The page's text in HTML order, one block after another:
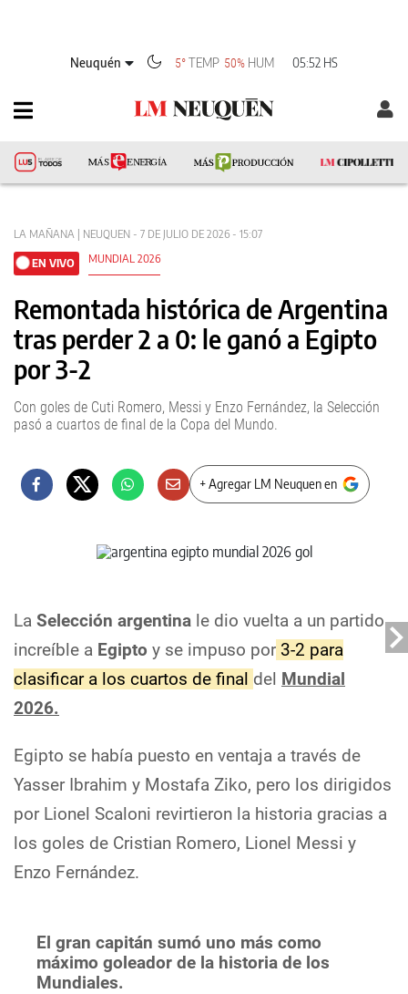
Neuquén 5°TEMP 50% HUM 05:52 HS
LA MAÑANA | NEUQUEN - 7 DE JULIO DE 2026 - 15:07
EN VIVO MUNDIAL 2026
Remontada histórica de Argentina
tras perder 2 a 0: le ganó a Egipto
por 3-2
Con goles de Cuti Romero, Messi y Enzo Fernández, la Selección
pasó a cuartos de final de la Copa del Mundo.
+ Agregar LM Neuquen en
La Selección argentina le dio vuelta a un partido
increíble a Egipto y se impuso por 3-2 para
clasificar a los cuartos de final del Mundial
2026.
Egipto se había puesto en ventaja a través de
Yasser Ibrahim y Mostafa Ziko, pero los dirigidos
por Lionel Scaloni revirtieron la historia gracias a
los goles de Cristian Romero, Lionel Messi y
Enzo Fernández.
El gran capitán sumó uno más como
máximo goleador de la historia de los
Mundiales.